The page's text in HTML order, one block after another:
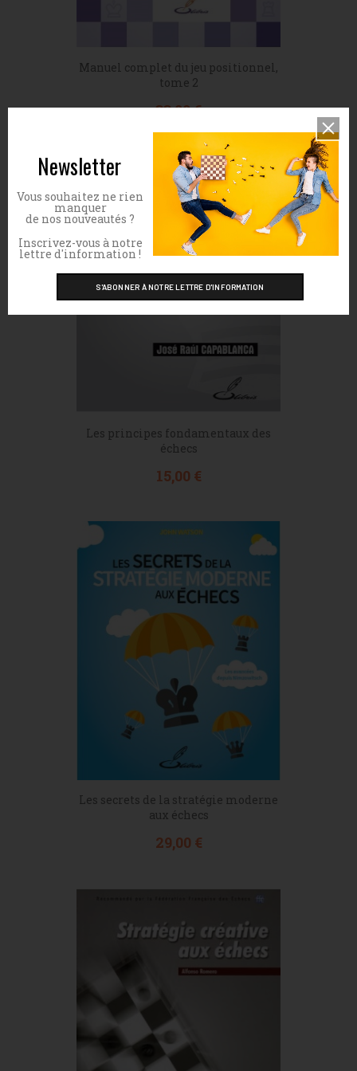
Manuel complet du jeu positionnel,
tome 2
Prix
33,00 €
Les principes fondamentaux des
échecs
Prix
15,00 €
Les secrets de la stratégie moderne
aux échecs
Prix
29,00 €
Newsletter
Vous souhaitez ne rien
manquer
de nos nouveautés ?
Inscrivez-vous à notre
lettre d'information !